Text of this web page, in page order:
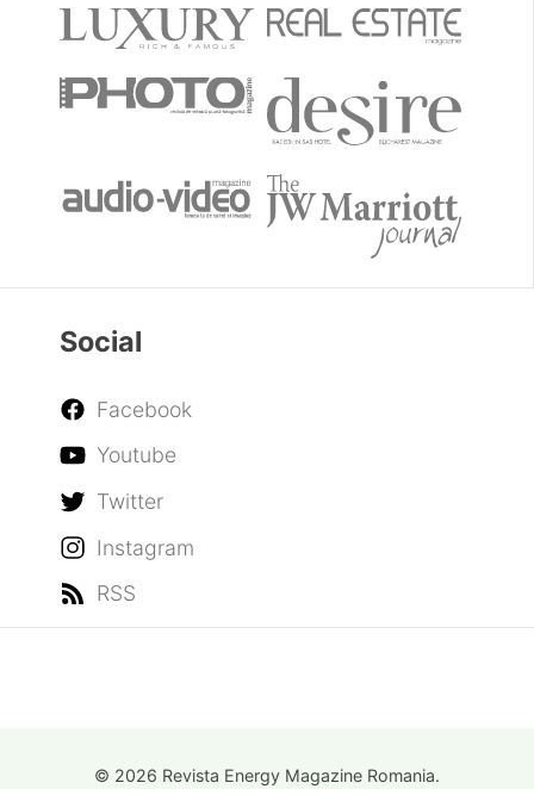
Social
Facebook
Youtube
Twitter
Instagram
RSS
© 2026 Revista Energy Magazine Romania.